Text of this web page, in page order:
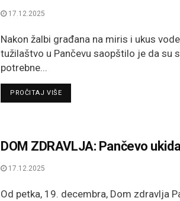
17.12.2025
Nakon žalbi građana na miris i ukus
tužilaštvo u Pančevu saopštilo je da su
potrebne...
PROČITAJ VIŠEDETAILS
DOM ZDRAVLJA: Pančevo
17.12.2025
Od petka, 19. decembra, Dom zdravlja